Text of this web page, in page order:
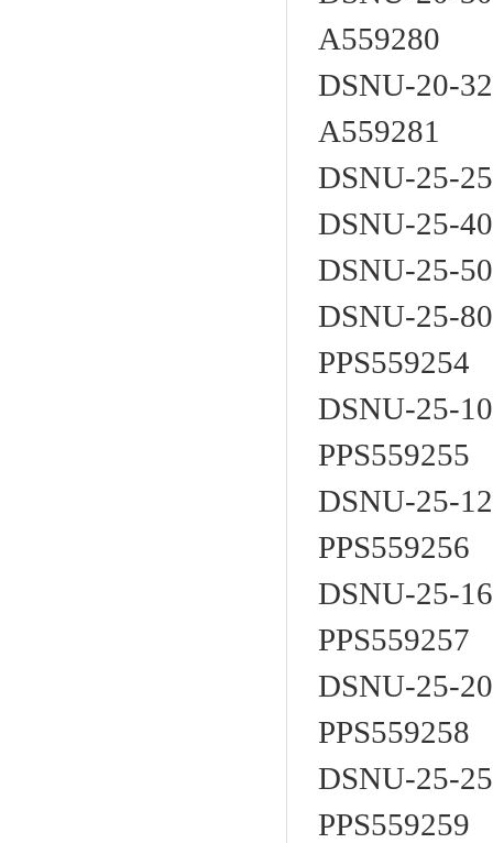
A559280
DSNU-20-
A559281
DSNU-25-
DSNU-25-
DSNU-25-
DSNU-25-
PPS559254
DSNU-25-
PPS559255
DSNU-25-
PPS559256
DSNU-25-
PPS559257
DSNU-25-
PPS559258
DSNU-25-
PPS559259